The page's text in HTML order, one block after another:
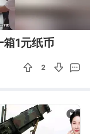
箱1元纸币
2